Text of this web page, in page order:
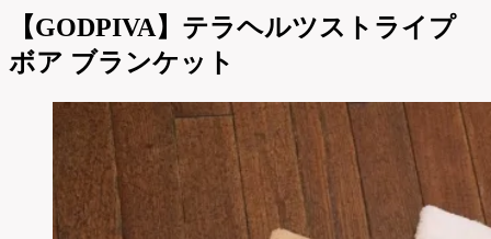
【GODPIVA】テラヘルツストライプ
ボア ブランケット